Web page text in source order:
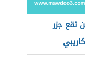
تقع جزر